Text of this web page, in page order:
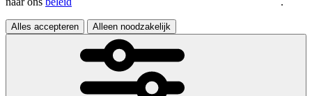
Alles accepteren Alleen noodzakelijk